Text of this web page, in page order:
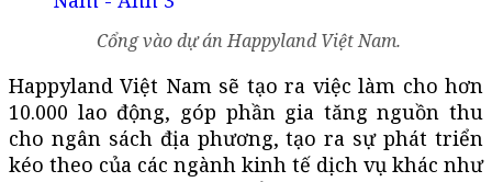
Cổng vào dự án Happyland Việt Nam.
Happyland Việt Nam sẽ tạo ra việc làm cho hơn
10.000 lao động, góp phần gia tăng nguồn thu
cho ngân sách địa phương, tạo ra sự phát triển
kéo theo của các ngành kinh tế dịch vụ khác như